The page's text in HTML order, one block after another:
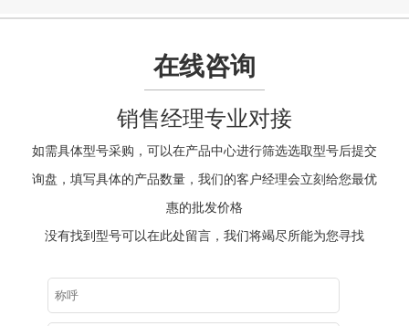
在线咨询
销售经理专业对接
如需具体型号采购，可以在产品中心进行筛选选取型号后提交
询盘，填写具体的产品数量，我们的客户经理会立刻给您最优
惠的批发价格
没有找到型号可以在此处留言，我们将竭尽所能为您寻找